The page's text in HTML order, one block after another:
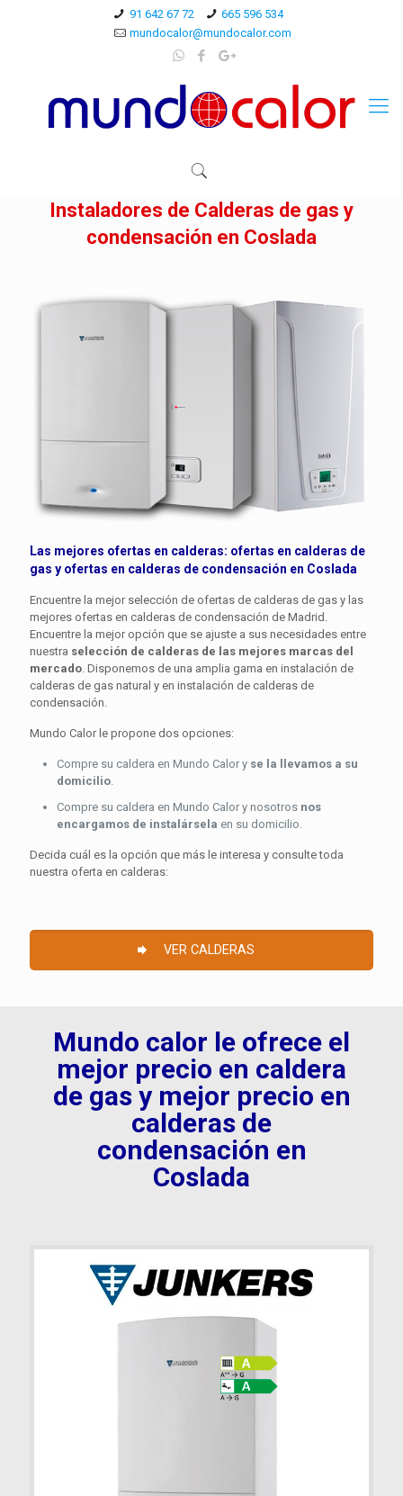
91 642 67 72
665 596 534
mundocalor@mundocalor.com
Instaladores de Calderas de gas y
condensación en Coslada
Las mejores ofertas en calderas: ofertas en calderas de
gas y ofertas en calderas de condensación en Coslada
Encuentre la mejor selección de ofertas de calderas de gas y las
mejores ofertas en calderas de condensación de Madrid.
Encuentre la mejor opción que se ajuste a sus necesidades entre
nuestra selección de calderas de las mejores marcas del
mercado . Disponemos de una amplia gama en instalación de
calderas de gas natural y en instalación de calderas de
condensación.
Mundo Calor le propone dos opciones:
Compre su caldera en Mundo Calor y se la llevamos a su
domicilio
Compre su caldera en Mundo Calor y nosotros nos
encargamos de instalársela en su domicilio.
Decida cuál es la opción que más le interesa y consulte toda
nuestra oferta en calderas:
VER CALDERAS
Mundo calor le ofrece el
mejor precio en caldera
de gas y mejor precio en
calderas de
condensación en
Coslada